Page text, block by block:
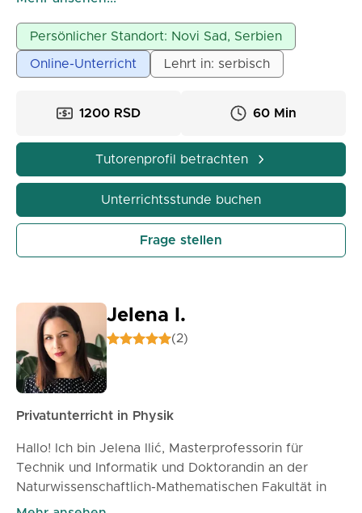
Privatunterricht, bietet private Physikstunden für
Grund- und weiterführende Schüler an. Geduld und
Ausdauer in der Arbeit mit den Schülern sind die
Persönlicher Standort: Novi Sad, Serbien
Online-Unterricht Lehrt in: serbisch
1200 RSD 60 Min
Tutorenprofil betrachten
Unterrichtsstunde buchen
Frage stellen
Jelena I.
(2)
Privatunterricht in Physik
Hallo! Ich bin Jelena Ilić, Masterprofessorin für
Technik und Informatik und Doktorandin an der
Naturwissenschaftlich-Mathematischen Fakultät in
Novi Sad, Abteilung für Mathematik und Informatik.